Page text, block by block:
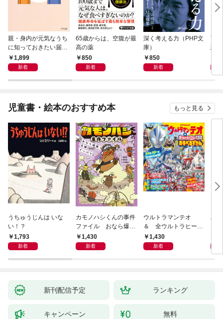
親・身内が元気なうち
に知っておきたい届
出・手続きの準備（き
ずな出版）
1,899
新着
65歳からは、空腹が最
高の薬
850
新着
深く考える力（PHP文
庫）
850
新着
面
恐
児童書・絵本のおすすめ本 もっと見る
うちゅうじんは いな
い！？
1,793
新着
カモノハシくんの事件
ファイル おなら爆
弾！ 危機イッパツ編
1,430
新着
ウルトラマンテオ
＆ 全ウルトラヒーロ
ー大集合 あそべるず
かん
1,430
新着
星
新刊配信予定 ランキング
キャンペーン 無料